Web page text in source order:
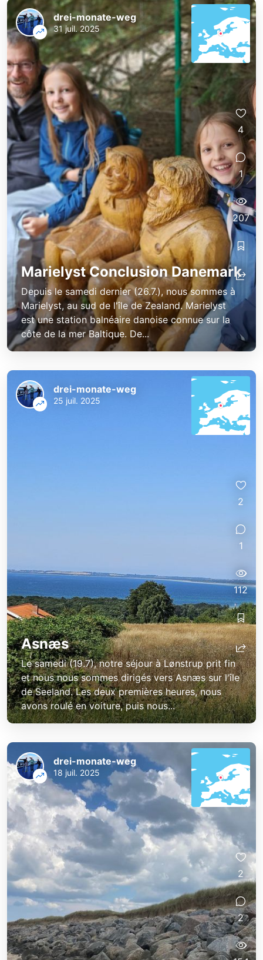
drei-monate-weg
drei-monate-weg
Marielyst Conclusion Danemark
Depuis le samedi dernier (26.7.), nous sommes à
Marielyst, au sud de l'île de Zealand. Marielyst
est une station balnéaire danoise connue sur la
côte de la mer Baltique. De...
drei-monate-weg
31 juil. 2025
4
1
207
Asnæs
Le samedi (19.7), notre séjour à Lønstrup prit fin
et nous nous sommes dirigés vers Asnæs sur l'île
de Seeland. Les deux premières heures, nous
avons roulé en voiture, puis nous...
drei-monate-weg
25 juil. 2025
2
1
112
drei-monate-weg
18 juil. 2025
2
2